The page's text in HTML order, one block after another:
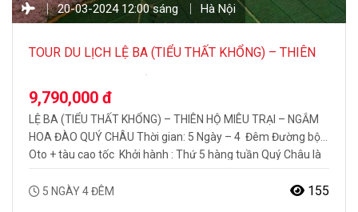
20-03-2024 12:00 sáng Hà Nội
TOUR DU LỊCH LỆ BA (TIỂU THẤT KHỔNG) – THIÊN
9,790,000 đ
LỆ BA (TIỂU THẤT KHỔNG) – THIÊN HỘ MIÊU TRẠI – NGẮM
HOA ĐÀO QUÝ CHÂU Thời gian: 5 Ngày – 4 Đêm Đường bộ:
Oto + tàu cao tốc Khởi hành : Thứ 5 hàng tuần Quý Châu là
Quốc, trong đó…
5 NGÀY 4 ĐÊM 155